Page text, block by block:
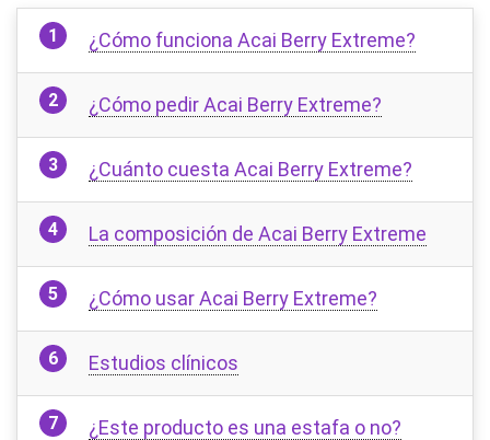
¿Cómo funciona Acai Berry Extreme?
¿Cómo pedir Acai Berry Extreme?
¿Cuánto cuesta Acai Berry Extreme?
La composición de Acai Berry Extreme
¿Cómo usar Acai Berry Extreme?
Estudios clínicos
¿Este producto es una estafa o no?